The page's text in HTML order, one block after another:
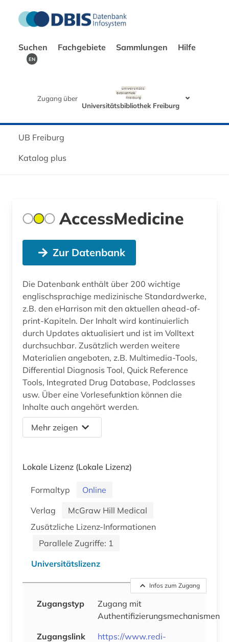
Suchen Fachgebiete Sammlungen Hilfe
EN
Zugang über
Universitätsbibliothek Freiburg
UB Freiburg
Katalog plus
AccessMedicine
Zur Datenbank
Die Datenbank enthält über 200 wichtige
englischsprachige medizinische Standardwerke,
z.B. den eHarrison mit den aktuellen ahead-of-
print-Kapiteln. Der Inhalt wird kontinuierlich
durch Updates aktualisiert und ist im Volltext
durchsuchbar. Zusätzlich werden weitere
Materialien angeboten, z.B. Multimedia-Tools,
Differential Diagnosis Tool, Quick Reference
Tools, Integrated Drug Database, Podclasses
usw. Über eine Vorlesefunktion können die
Inhalte auch angehört werden.
Mehr zeigen
Lokale Lizenz (Lokale Lizenz)
Formaltyp
Online
Verlag
McGraw Hill Medical
Zusätzliche Lizenz-Informationen
Parallele Zugriffe: 1
Universitätslizenz
Infos zum Zugang
Zugangstyp
Zugang mit
Authentifizierungsmechanismen
Zugangslink
https://www.redi-